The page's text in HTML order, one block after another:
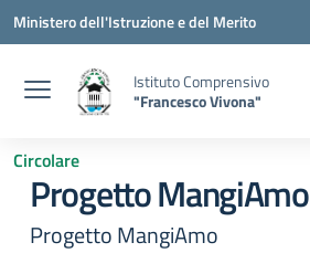
Vai ai contenuti
Vai al menu di navigazione
Vai al footer
Ministero dell'Istruzione e del Merito
Istituto Comprensivo
"Francesco Vivona"
Circolare
Progetto MangiAmo
Progetto MangiAmo